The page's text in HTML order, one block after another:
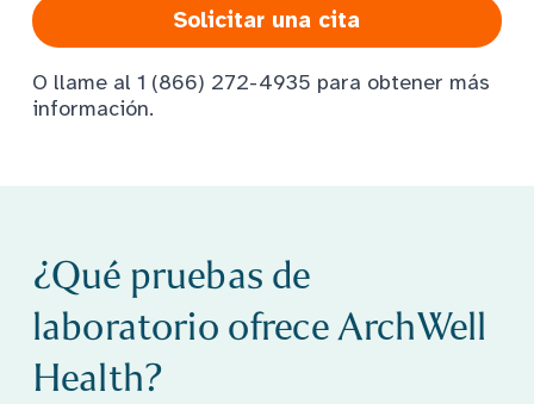
Solicitar una cita
O llame al 1 (866) 272-4935 para obtener más
información.
¿Qué pruebas de
laboratorio ofrece ArchWell
Health?